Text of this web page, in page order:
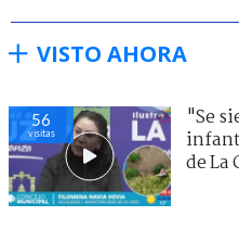
VISTO AHORA
56
visitas
"Se
de La